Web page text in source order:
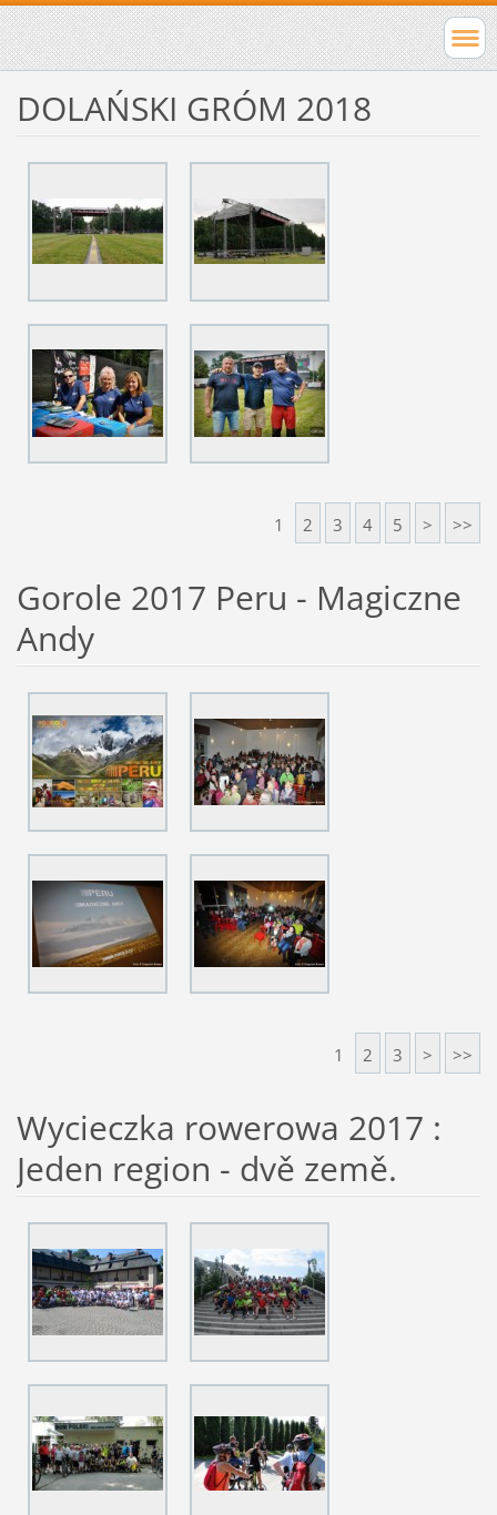
DOLAŃSKI GRÓM 2018
1 2 3 4 5 > >>
Gorole 2017 Peru - Magiczne
Andy
1 2 3 > >>
Wycieczka rowerowa 2017 :
Jeden region - dvě země.